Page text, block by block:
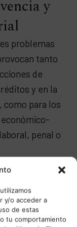
y/o acceder a
de estas
tu comportamiento
y
problemas
tanto
de
y en la
, como para los
penal o
a fin de
resultan